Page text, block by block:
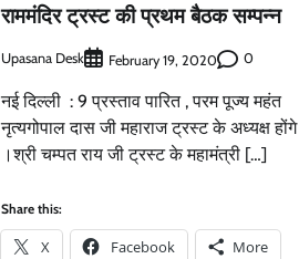
राममंदिर ट्रस्ट की प्रथम बैठक सम्पन्न
Upasana Desk February 19, 2020 0
नई दिल्ली : 9 प्रस्ताव पारित , परम पूज्य महंत
नृत्यगोपाल दास जी महाराज ट्रस्ट के अध्यक्ष होंगे
।श्री चम्पत राय जी ट्रस्ट के महामंत्री […]
Share this:
X Facebook More